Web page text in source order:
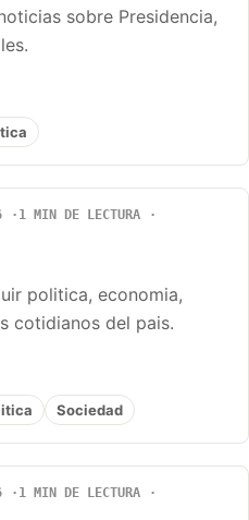
sobre Presidencia,
1 MIN DE LECTURA
politica, economia,
cotidianos del pais.
Sociedad
1 MIN DE LECTURA